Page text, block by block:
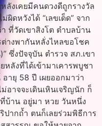
ลังเคยมีคนดวงดีถูกรางวัล
ดหวังได้ “เลขเด็ด” จาก
ที่วัดเขาสิงโต ตำบลบ้าน
ต่างพากันหลั่งไหลขอโชค
ซึ่งปัจจุบัน ตำรวจ สภ.เขา
ลังที่ได้เข้ามาเคารพบูชา
ายุ 58 ปี เผยออกมาว่า
อาจจะเดินเหินเจริญนัก ก็
ที่บ้าน อยู่มา หวย วันหนึ่ง
ปากถ้ำ ตนก็เลยร่วมพิธีการ